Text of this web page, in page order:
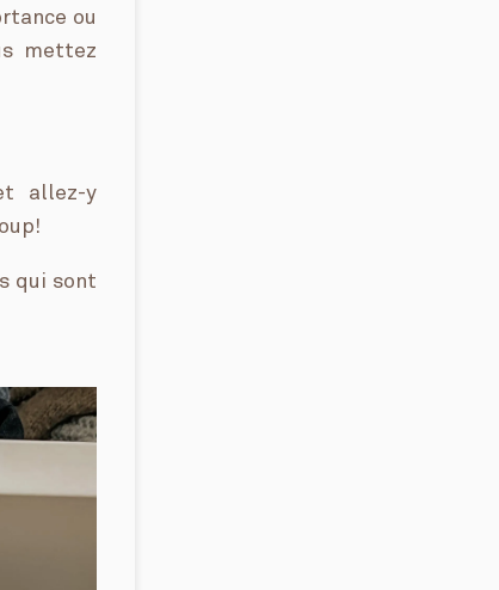
ou
mettez
allez-y
qui sont